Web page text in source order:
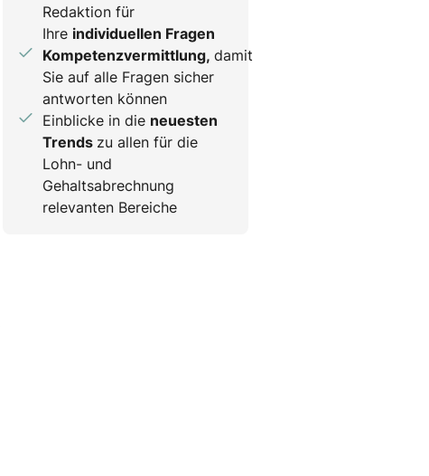
Redaktion für
Ihre individuellen Fragen
Kompetenzvermittlung, damit
Sie auf alle Fragen sicher
antworten können
Einblicke in die neuesten
Trends zu allen für die
Lohn- und
Gehaltsabrechnung
relevanten Bereiche